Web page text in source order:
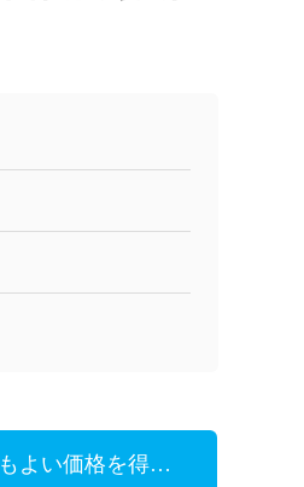
よい価格を得なさい